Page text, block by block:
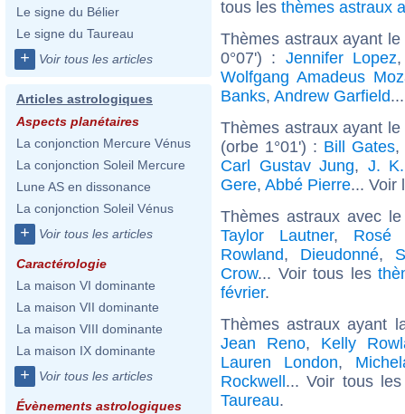
Le signe du Bélier
Le signe du Taureau
+ Voir tous les articles
Articles astrologiques
Aspects planétaires
La conjonction Mercure Vénus
La conjonction Soleil Mercure
Lune AS en dissonance
La conjonction Soleil Vénus
+ Voir tous les articles
Caractérologie
La maison VI dominante
La maison VII dominante
La maison VIII dominante
La maison IX dominante
+ Voir tous les articles
Évènements astrologiques
tous les thèmes astraux
Thèmes astraux ayant
0°07') : Jennifer Lopez
Wolfgang Amadeus
Banks, Andrew Garfield
Thèmes astraux ayant
(orbe 1°01') : Bill Gates,
Carl Gustav Jung, J.
Gere, Abbé Pierre... Voir
Thèmes astraux avec
Taylor Lautner, Rosé
Rowland, Dieudonné,
Crow... Voir tous les
février.
Thèmes astraux ayant
Jean Reno, Kelly
Lauren London,
Rockwell... Voir tous
Taureau.